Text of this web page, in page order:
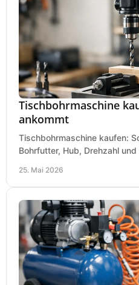
Tischbohrmaschine
ankommt
Tischbohrmaschine kaufen:
Bohrfutter, Hub, Drehzahl
25. Mai 2026